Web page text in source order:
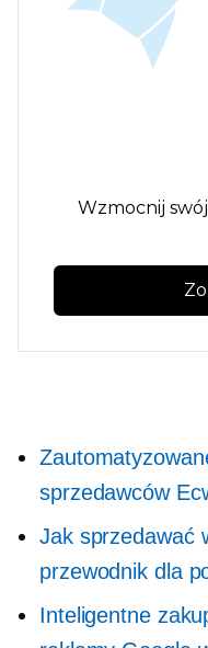
Wzmocnij
sprzedawców
Jak sprzedawać
przewodnik dla
Inteligentne